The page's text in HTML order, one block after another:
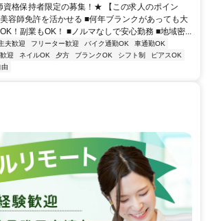
格保持者限定の募集！★ 【この求人のポイン
容師免許を活かせる ■何年ブランクがあっても大
！副業もOK！ ■ノルマなしで安心勤務 ■地域密...
夫歓迎 フリーター歓迎 バイク通勤OK
車通勤OK
迎 ネイルOK 夕方 ブランクOK シフト制
ピアスOK